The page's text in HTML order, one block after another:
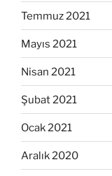
Temmuz 2021
Mayıs 2021
Nisan 2021
Şubat 2021
Ocak 2021
Aralık 2020